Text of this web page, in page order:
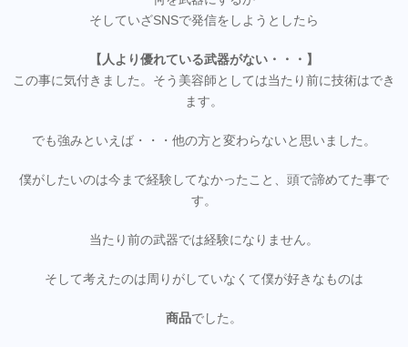
そしていざSNSで発信をしようとしたら
【人より優れている武器がない・・・】
この事に気付きました。そう美容師としては当たり前に技術はでき
ます。
でも強みといえば・・・他の方と変わらないと思いました。
僕がしたいのは今まで経験してなかったこと、頭で諦めてた事で
す。
当たり前の武器では経験になりません。
そして考えたのは周りがしていなくて僕が好きなものは
商品でした。